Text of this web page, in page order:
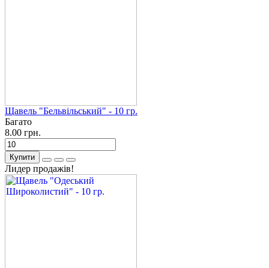
Щавель "Бельвільський" - 10 гр.
Багато
8.00 грн.
Купити
Лидер продажів!